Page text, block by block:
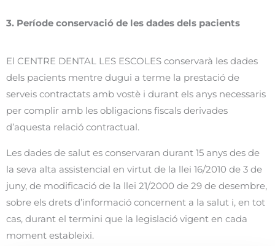
3. Període conservació de les dades dels pacients
El CENTRE DENTAL LES ESCOLES conservarà les dades
dels pacients mentre dugui a terme la prestació de
serveis contractats amb vostè i durant els anys necessaris
per complir amb les obligacions fiscals derivades
d’aquesta relació contractual.
Les dades de salut es conservaran durant 15 anys des de
la seva alta assistencial en virtut de la llei 16/2010 de 3 de
juny, de modificació de la llei 21/2000 de 29 de desembre,
sobre els drets d’informació concernent a la salut i, en tot
cas, durant el termini que la legislació vigent en cada
moment estableixi.